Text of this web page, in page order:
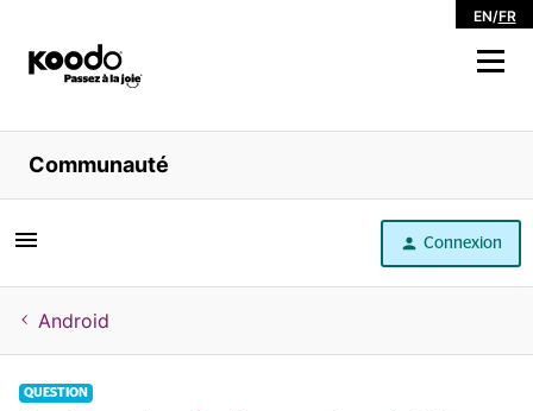
EN/FR
Magasiner
Libre service
Aide
Communauté
Connexion
Android
QUESTION